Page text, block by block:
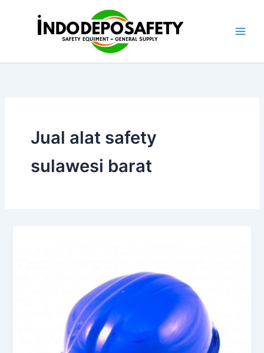
Jual alat safety
sulawesi barat